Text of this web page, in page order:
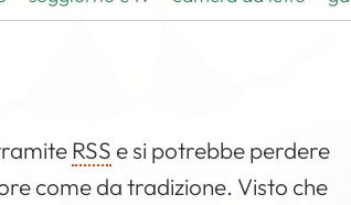
RSSe si potrebbe perdere
come da tradizione. Visto che